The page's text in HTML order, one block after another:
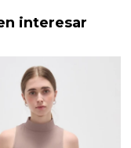
interesar